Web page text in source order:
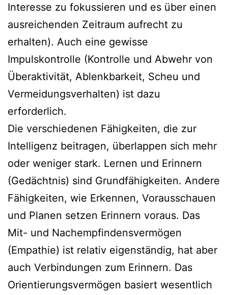
Interesse zu fokussieren und es über einen
ausreichenden Zeitraum aufrecht zu
erhalten). Auch eine gewisse
Impulskontrolle (Kontrolle und Abwehr von
Überaktivität, Ablenkbarkeit, Scheu und
Vermeidungsverhalten) ist dazu
erforderlich.
Die verschiedenen Fähigkeiten, die zur
Intelligenz beitragen, überlappen sich mehr
oder weniger stark. Lernen und Erinnern
(Gedächtnis) sind Grundfähigkeiten. Andere
Fähigkeiten, wie Erkennen, Vorausschauen
und Planen setzen Erinnern voraus. Das
Mit- und Nachempfindensvermögen
(Empathie) ist relativ eigenständig, hat aber
auch Verbindungen zum Erinnern. Das
Orientierungsvermögen basiert wesentlich